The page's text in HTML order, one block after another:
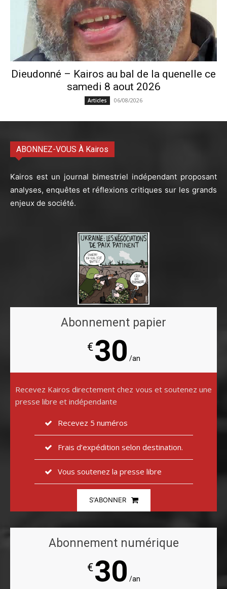
Dieudonné – Kairos au bal de la quenelle ce
samedi 8 aout 2026
Articles 06/08/2026
ABONNEZ-VOUS À Kairos
Kairos est un journal bimestriel indépendant proposant
analyses, enquêtes et réflexions critiques sur les grands
enjeux de société.
Abonnement papier
€30 /an
Recevez Kairos directement chez vous et soutenez une
presse libre et indépendante
Recevez 5 numéros
Frais d’expédition selon destination.
Vous soutenez la presse libre
S'ABONNER
Abonnement numérique
€30 /an